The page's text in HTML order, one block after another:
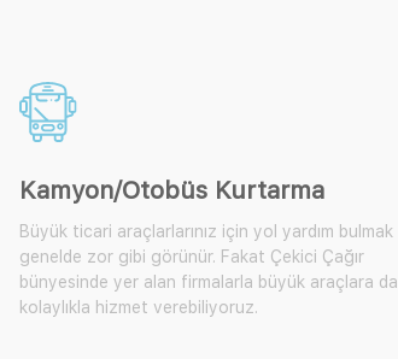
Kamyon/Otobüs Kurtarma
Büyük ticari araçlarlarınız için yol yardım bulmak
genelde zor gibi görünür. Fakat Çekici Çağır
bünyesinde yer alan firmalarla büyük araçlara da
kolaylıkla hizmet verebiliyoruz.